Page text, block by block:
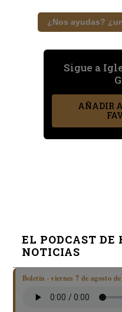
¿Nos ayudas?
Sigue a
AÑADIR
EL PODCAST DE
NOTICIAS
Boletín · viernes 7 de agosto